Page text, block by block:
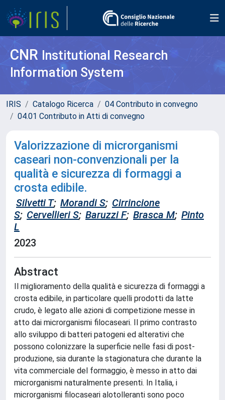
CNR Institutional Research
Information System
IRIS Catalogo Ricerca
04 Contributo in convegno
04.01 Contributo in Atti di convegno
Valorizzazione di microrganismi
caseari non-convenzionali per la
qualità e sicurezza di formaggi a
crosta edibile.
Silvetti T; Morandi S; Cirrincione
S; Cervellieri S; Baruzzi F; Brasca M; Pinto
L
2023
Abstract
Il miglioramento della qualità e sicurezza di formaggi a
crosta edibile, in particolare quelli prodotti da latte
crudo, è legato alle azioni di competizione messe in
atto dai microrganismi filocaseari. Il primo contrasto
allo sviluppo di batteri patogeni ed alterativi che
possono colonizzare la superficie nelle fasi di post-
produzione, sia durante la stagionatura che durante la
vita commerciale del formaggio, è messo in atto dai
microrganismi naturalmente presenti. In Italia, i
microrganismi filocaseari alotolleranti sono poco